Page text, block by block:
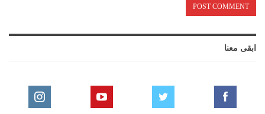
ابقى معنا